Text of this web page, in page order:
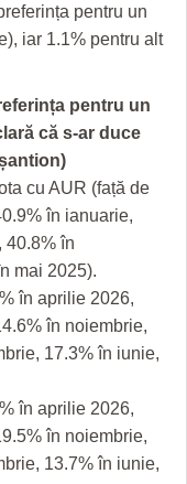
pentru un
iar 1.1% pentru alt
pentru un
că s-ar duce
cu AUR (față de
în ianuarie,
40.8% în
mai 2025).
în aprilie 2026,
în noiembrie,
17.3% în iunie,
în aprilie 2026,
în noiembrie,
13.7% în iunie,